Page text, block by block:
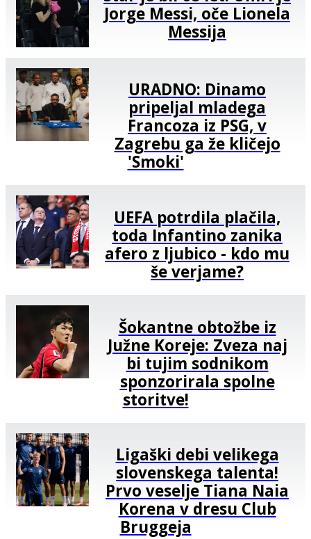
Jorge Messi, oče Lionela
Messija
URADNO: Dinamo
pripeljal mladega
Francoza iz PSG, v
Zagrebu ga že kličejo
'Smoki'
UEFA potrdila plačila,
toda Infantino zanika
afero z ljubico - kdo mu
še verjame?
Šokantne obtožbe iz
Južne Koreje: Zveza naj
bi tujim sodnikom
sponzorirala spolne
storitve!
Ligaški debi velikega
slovenskega talenta!
Prvo veselje Tiana Naia
Korena v dresu Club
Bruggeja